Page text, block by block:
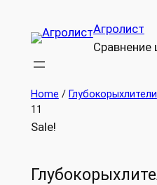
Агролист
Сравнение
Home / Глубокорыхлители
11
Sale!